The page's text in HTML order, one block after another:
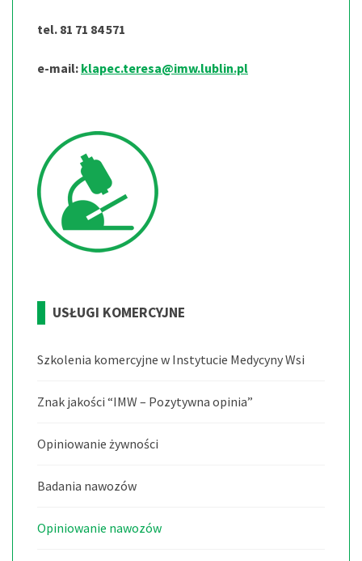
tel. 81 71 84 571
e-mail: klapec.teresa@imw.lublin.pl
USŁUGI KOMERCYJNE
Szkolenia komercyjne w Instytucie Medycyny Wsi
Znak jakości “IMW – Pozytywna opinia”
Opiniowanie żywności
Badania nawozów
Opiniowanie nawozów